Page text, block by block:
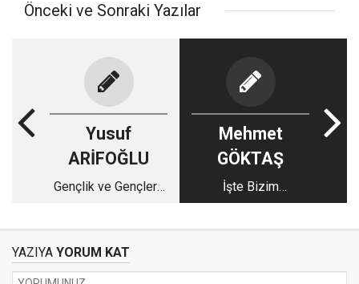
Önceki ve Sonraki Yazılar
Yusuf
ARİFOĞLU
Gençlik ve Gençlere
Mehmet
GÖKTAŞ
İşte Bizim
Sultanlarımız!
YAZIYA YORUM KAT